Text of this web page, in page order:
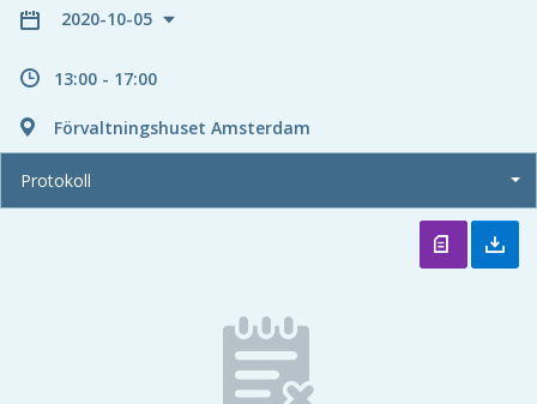
2020-10-05
13:00 - 17:00
Förvaltningshuset Amsterdam
Protokoll